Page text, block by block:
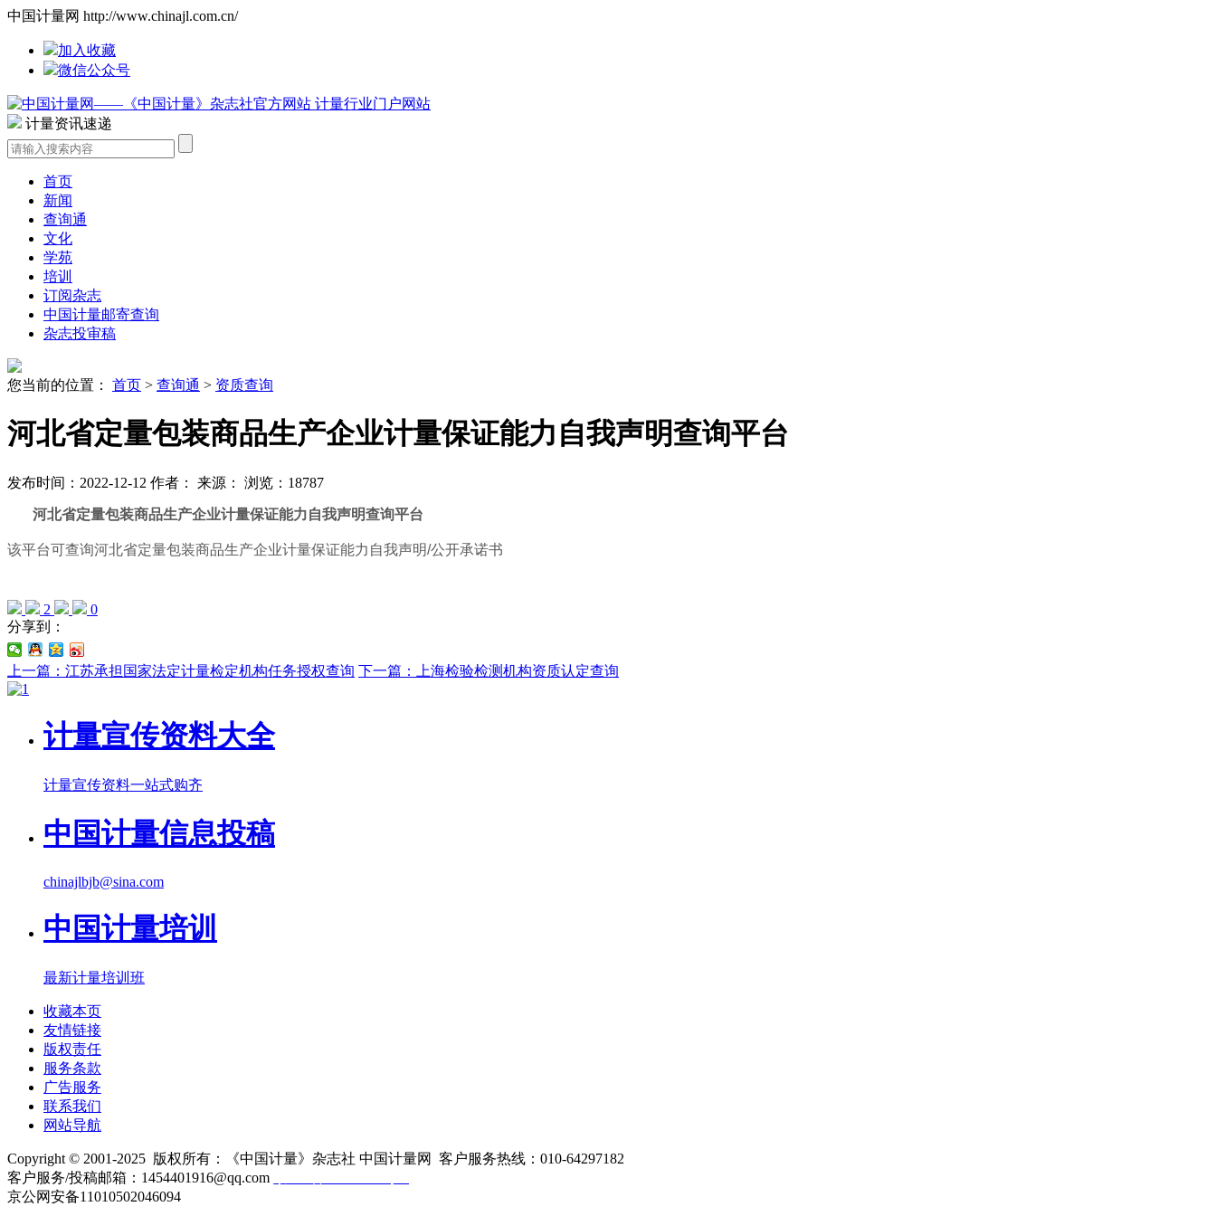
中国计量网 http://www.chinajl.com.cn/
加入收藏
微信公众号
计量资讯速递
首页
新闻
查询通
文化
学苑
培训
订阅杂志
中国计量邮寄查询
杂志投审稿
您当前的位置： 首页 > 查询通 > 资质查询
河北省定量包装商品生产企业计量保证能力自我声明查询平台
发布时间：2022-12-12 作者： 来源： 浏览：18787
河北省定量包装商品生产企业计量保证能力自我声明查询平台
该平台可查询河北省定量包装商品生产企业计量保证能力自我声明/公开承诺书
2
0
分享到：
上一篇：江苏承担国家法定计量检定机构任务授权查询 下一篇：上海检验检测机构资质认定查询
计量宣传资料大全
计量宣传资料一站式购齐
中国计量信息投稿
chinajlbjb@sina.com
中国计量培训
最新计量培训班
收藏本页
友情链接
版权责任
服务条款
广告服务
联系我们
网站导航
Copyright © 2001-2025 版权所有：《中国计量》杂志社 中国计量网 客户服务热线：010-64297182
客户服务/投稿邮箱：1454401916@qq.com
京公网安备11010502046094